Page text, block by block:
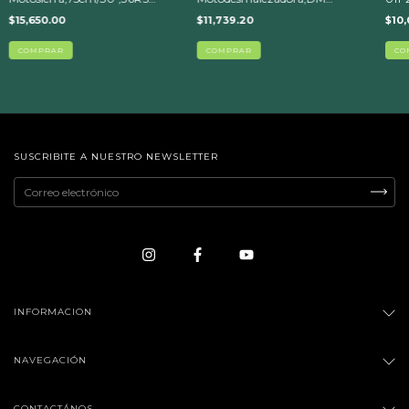
(1119-200-0284)
$15,650.00
250-3 (4134-200-0350)
$11,739.20
SUSCRIBITE A NUESTRO NEWSLETTER
INFORMACION
NAVEGACIÓN